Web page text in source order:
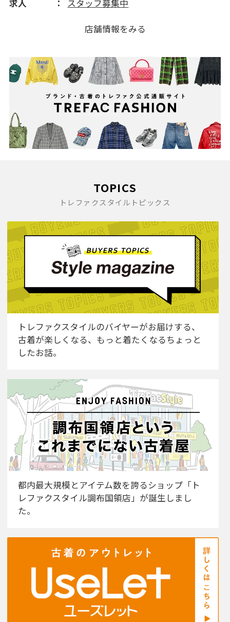
求人
スタッフ募集中
店舗情報をみる
TOPICS
トレファクスタイルトピックス
トレファクスタイルのバイヤーがお届けする、
古着が楽しくなる、もっと着たくなるちょっと
したお話。
都内最大規模とアイテム数を誇るショップ「ト
レファクスタイル調布国領店」が誕生しまし
た。